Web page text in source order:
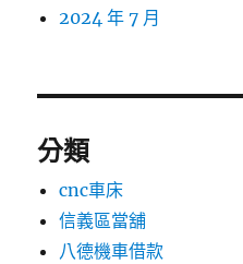
2024 年 7 月
分類
cnc車床
信義區當舖
八德機車借款